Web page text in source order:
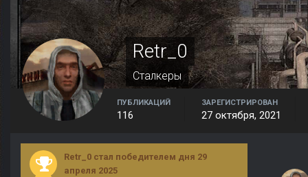
Retr_0
Сталкеры
ПУБЛИКАЦИЙ
116
ЗАРЕГИСТРИРОВАН
27 октября, 2021
Retr_0 стал победителем дня 29
апреля 2025